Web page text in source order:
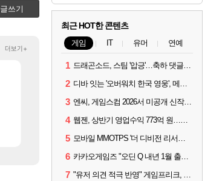
글쓰기
[88]
챌린저#77777 저격했습니다! [106]
크로체 따왔습니다 [77]
고양이를 도구로 쓰는 인방 하꼬 스트리머 박제합니다.
진짜 귀한 삼색화채 찐1등 떳냐 ㅅㅅㅅ
더보기+
리싱크드 리싱크드 1.06 패치노트 (8/5)
해외겜 중국 CXMT, D램 매출 점유율 7%…글로벌 4위로 부상
해외겜 AI발 원가 압박, 메인보드값 오르나
메모리 3사, 2027년 생산분 완판?
최근 HOT한 콘텐츠
게임 IT 유머 연예
1 드래곤소드, 스팀 '압긍'…축하 댓글 달고 게임 코드 받자!
2 디바 잇는 '오버워치 한국 영웅', 메카 파일럿 디몬 나온다
3 엔씨, 게임스컴 2026서 미공개 신작 최초 공개
4 웹젠, 상반기 영업수익 773억 원…순이익 89% 증가
5 모바일 MMOTPS '더 디비전 리서전스', 6일 스팀에도 출시
6 카카오게임즈 "오딘 Q 내년 1월 출시, 연기는 없다"
7 "유저 의견 적극 반영" 게임프리크, 비스트 오브 리인카네이션 개선 나선다